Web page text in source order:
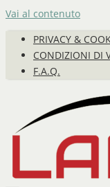
Vai al contenuto
PRIVACY &
CONDIZIONI DI
F.A.Q.